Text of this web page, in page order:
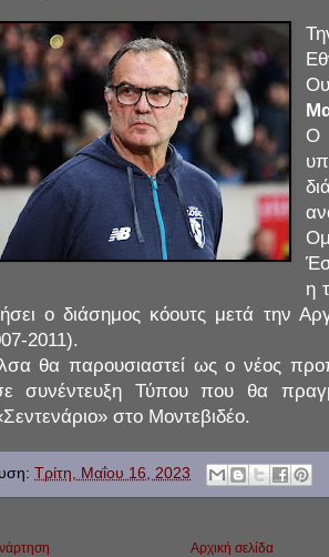
Ο
η
ο διάσημος κόουτς μετά την
2011).
θα παρουσιαστεί ως ο νέος
συνέντευξη Τύπου που θα
στο Μοντεβιδέο.
Τρίτη, Μαΐου 16, 2023
Αρχική σελίδα